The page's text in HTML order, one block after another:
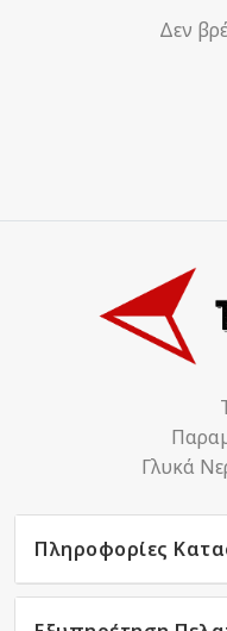
Δεν
Γλυκά
Πληροφορίες